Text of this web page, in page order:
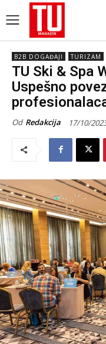
B2B DOGAĐAJI TURIZAM
TU Ski & Spa
Uspešno
Od Redakcija 17/10/